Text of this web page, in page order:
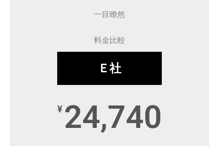
一目瞭然
料金比較
Ｅ社
¥ 24,740